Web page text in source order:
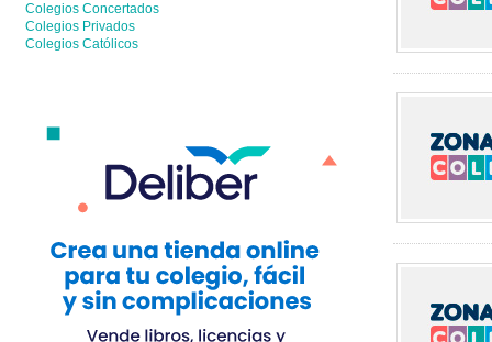
Colegios Concertados
Colegios Privados
Colegios Católicos